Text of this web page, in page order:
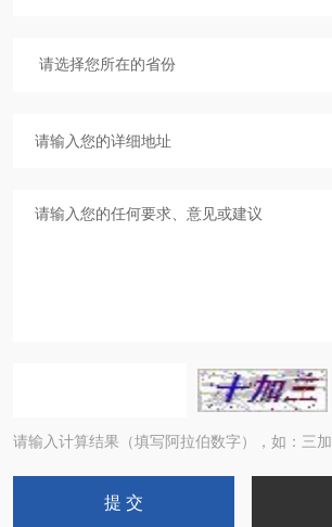
请输入计算结果（填写阿拉伯数字），如：三